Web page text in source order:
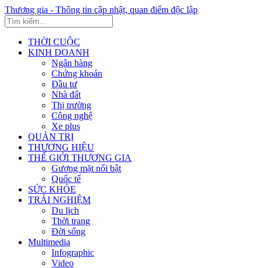
Thương gia - Thông tin cập nhật, quan điểm độc lập
THỜI CUỘC
KINH DOANH
Ngân hàng
Chứng khoán
Đầu tư
Nhà đất
Thị trường
Công nghệ
Xe plus
QUẢN TRỊ
THƯƠNG HIỆU
THẾ GIỚI THƯƠNG GIA
Gương mặt nổi bật
Quốc tế
SỨC KHỎE
TRẢI NGHIỆM
Du lịch
Thời trang
Đời sống
Multimedia
Infographic
Video